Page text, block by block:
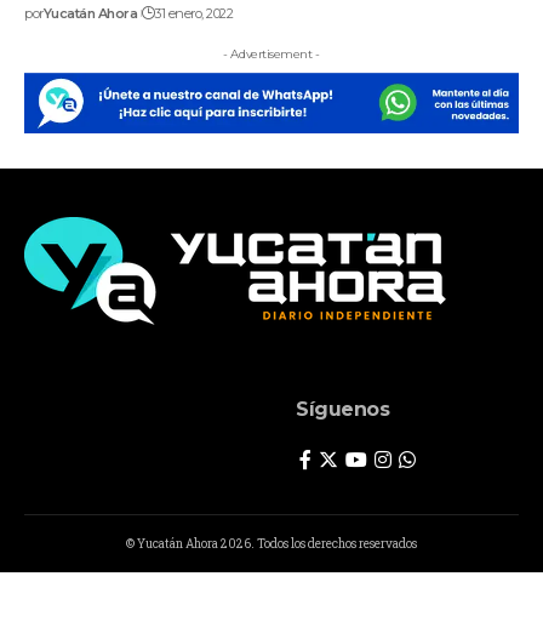
porYucatán Ahora 31 enero, 2022
- Advertisement -
Síguenos
© Yucatán Ahora 2026. Todos los derechos reservados